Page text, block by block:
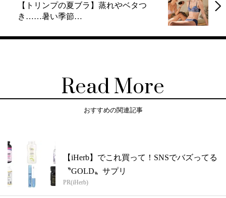
【トリンプの夏ブラ】蒸れやベタつ
き……暑い季節…
Read More
おすすめの関連記事
【iHerb】でこれ買って！SNSでバズってる
〝GOLD〟サプリ
PR(iHerb)